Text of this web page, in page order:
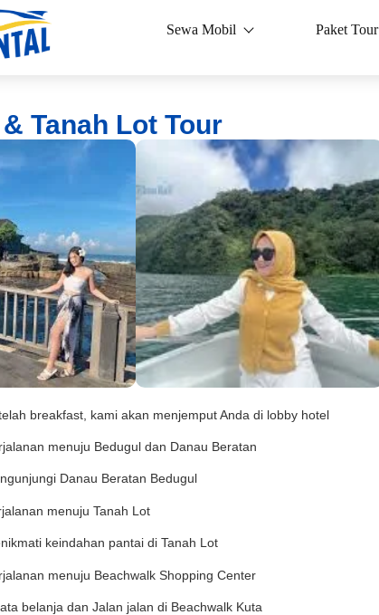
Sewa Mobil Paket Tour
Tanah Lot Tour
breakfast, kami akan menjemput Anda di lobby hotel
menuju Bedugul dan Danau Beratan
Danau Beratan Bedugul
menuju Tanah Lot
keindahan pantai di Tanah Lot
menuju Beachwalk Shopping Center
belanja dan Jalan jalan di Beachwalk Kuta